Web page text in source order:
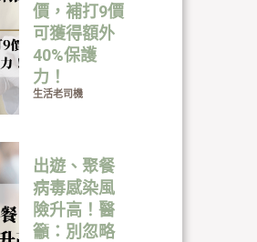
價，補打9價
可獲得額外
40%保護
力！
生活老司機
出遊、聚餐
病毒感染風
險升高！醫
籲：別忽略